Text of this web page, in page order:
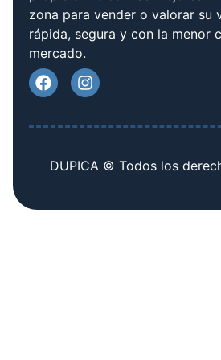
zona para vender o valorar su
rápida, segura y con la menor
mercado.
DUPICA © Todos los